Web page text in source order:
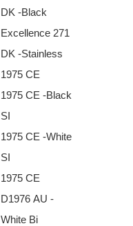
DK -Black
Excellence 271
DK -Stainless
1975 CE
1975 CE -Black
SI
1975 CE -White
SI
1975 CE
D1976 AU -
White Bi